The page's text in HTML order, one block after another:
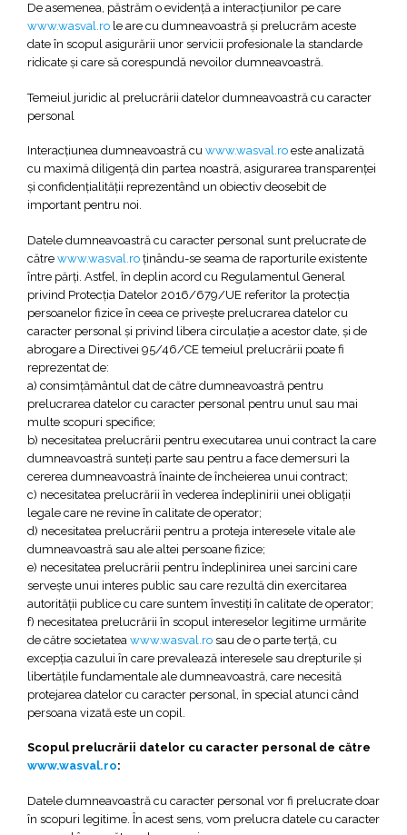
De asemenea, păstrăm o evidenţă a interacţiunilor pe care
www.wasval.ro le are cu dumneavoastră şi prelucrăm aceste
date în scopul asigurării unor servicii profesionale la standarde
ridicate şi care să corespundă nevoilor dumneavoastră.
Temeiul juridic al prelucrării datelor dumneavoastră cu caracter
personal
Interacţiunea dumneavoastră cu www.wasval.ro este analizată
cu maximă diligenţă din partea noastră, asigurarea transparenţei
şi confidenţialităţii reprezentând un obiectiv deosebit de
important pentru noi.
Datele dumneavoastră cu caracter personal sunt prelucrate de
către www.wasval.ro ţinându-se seama de raporturile existente
între părţi. Astfel, în deplin acord cu Regulamentul General
privind Protecția Datelor 2016/679/UE referitor la protecția
persoanelor fizice în ceea ce privește prelucrarea datelor cu
caracter personal și privind libera circulație a acestor date, și de
abrogare a Directivei 95/46/CE temeiul prelucrării poate fi
reprezentat de:
a) consimţământul dat de către dumneavoastră pentru
prelucrarea datelor cu caracter personal pentru unul sau mai
multe scopuri specifice;
b) necesitatea prelucrării pentru executarea unui contract la care
dumneavoastră sunteţi parte sau pentru a face demersuri la
cererea dumneavoastră înainte de încheierea unui contract;
c) necesitatea prelucrării în vederea îndeplinirii unei obligaţii
legale care ne revine în calitate de operator;
d) necesitatea prelucrării pentru a proteja interesele vitale ale
dumneavoastră sau ale altei persoane fizice;
e) necesitatea prelucrării pentru îndeplinirea unei sarcini care
serveşte unui interes public sau care rezultă din exercitarea
autorităţii publice cu care suntem învestiţi în calitate de operator;
f) necesitatea prelucrării în scopul intereselor legitime urmărite
de către societatea www.wasval.ro sau de o parte terţă, cu
excepţia cazului în care prevalează interesele sau drepturile şi
libertăţile fundamentale ale dumneavoastră, care necesită
protejarea datelor cu caracter personal, în special atunci când
persoana vizată este un copil.
Scopul prelucrării datelor cu caracter personal de către
www.wasval.ro:
Datele dumneavoastră cu caracter personal vor fi prelucrate doar
în scopuri legitime. În acest sens, vom prelucra datele cu caracter